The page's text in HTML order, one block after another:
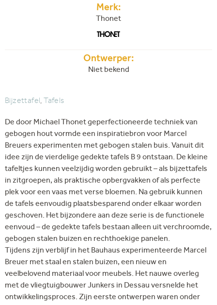
Merk:
Thonet
Ontwerper:
Niet bekend
Bijzettafel, Tafels
De door Michael Thonet geperfectioneerde techniek van
gebogen hout vormde een inspiratiebron voor Marcel
Breuers experimenten met gebogen stalen buis. Vanuit dit
idee zijn de vierdelige gedekte tafels B 9 ontstaan. De kleine
tafeltjes kunnen veelzijdig worden gebruikt – als bijzettafels
in zitgroepen, als praktische opbergvakken of als perfecte
plek voor een vaas met verse bloemen. Na gebruik kunnen
de tafels eenvoudig plaatsbesparend onder elkaar worden
geschoven. Het bijzondere aan deze serie is de functionele
eenvoud – de gedekte tafels bestaan ​​alleen uit verchroomde,
gebogen stalen buizen en rechthoekige panelen.
Tijdens zijn verblijf in het Bauhaus experimenteerde Marcel
Breuer met staal en stalen buizen, een nieuw en
veelbelovend materiaal voor meubels. Het nauwe overleg
met de vliegtuigbouwer Junkers in Dessau versnelde het
ontwikkelingsproces. Zijn eerste ontwerpen waren onder